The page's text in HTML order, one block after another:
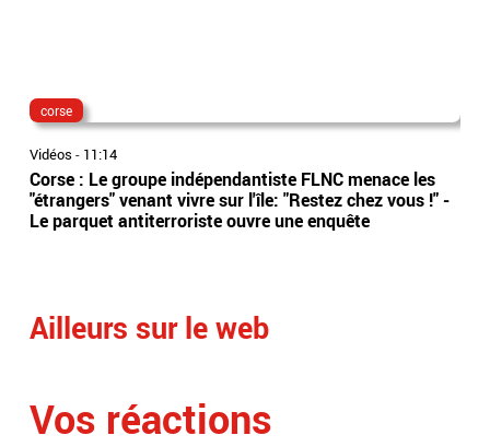
corse
Vidéos - 11:14
Corse : Le groupe indépendantiste FLNC menace les
"étrangers" venant vivre sur l'île: "Restez chez vous !" -
Le parquet antiterroriste ouvre une enquête
Ailleurs sur le web
Vos réactions